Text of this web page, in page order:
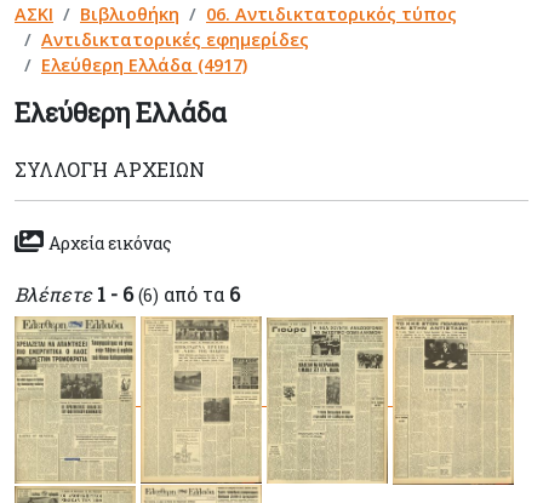
ΑΣΚΙ Βιβλιοθήκη
06. Αντιδικτατορικός τύπος
Αντιδικτατορικές εφημερίδες
Ελεύθερη Ελλάδα (4917)
Ελεύθερη Ελλάδα
ΣΥΛΛΟΓΉ ΑΡΧΕΊΩΝ
Αρχεία εικόνας
Βλέπετε 1 - 6 (6) από τα 6